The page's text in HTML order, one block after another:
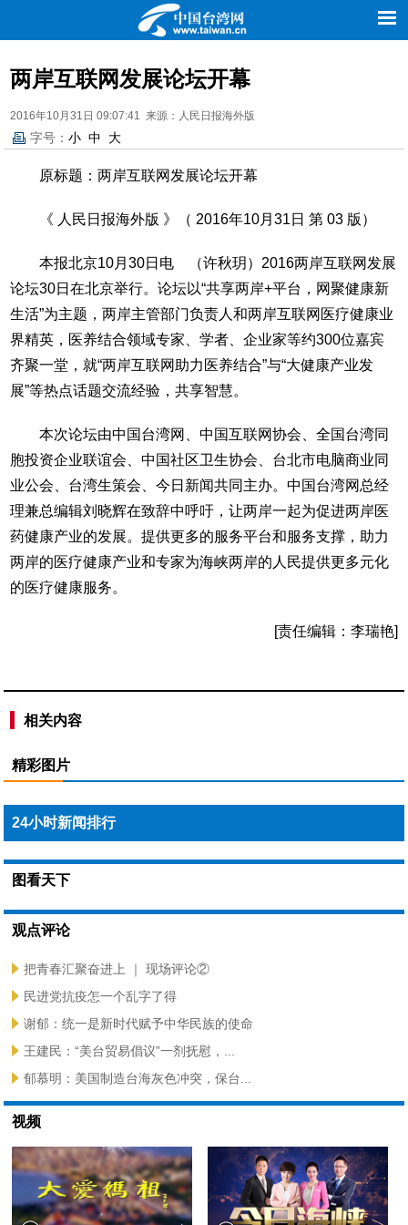
两岸互联网发展论坛开幕
2016年10月31日 09:07:41 来源：人民日报海外版
字号： 小 中 大
原标题：两岸互联网发展论坛开幕
《 人民日报海外版 》（ 2016年10月31日 第 03 版）
本报北京10月30日电 （许秋玥）2016两岸互联网发展
论坛30日在北京举行。论坛以“共享两岸+平台，网聚健康新
生活”为主题，两岸主管部门负责人和两岸互联网医疗健康业
界精英，医养结合领域专家、学者、企业家等约300位嘉宾
齐聚一堂，就“两岸互联网助力医养结合”与“大健康产业发
展”等热点话题交流经验，共享智慧。
本次论坛由中国台湾网、中国互联网协会、全国台湾同
胞投资企业联谊会、中国社区卫生协会、台北市电脑商业同
业公会、台湾生策会、今日新闻共同主办。中国台湾网总经
理兼总编辑刘晓辉在致辞中呼吁，让两岸一起为促进两岸医
药健康产业的发展。提供更多的服务平台和服务支撑，助力
两岸的医疗健康产业和专家为海峡两岸的人民提供更多元化
的医疗健康服务。
[责任编辑：李瑞艳]
相关内容
精彩图片
24小时新闻排行
图看天下
观点评论
把青春汇聚奋进上 ｜ 现场评论②
民进党抗疫怎一个乱字了得
谢郁：统一是新时代赋予中华民族的使命
王建民：“美台贸易倡议”一剂抚慰，...
郁慕明：美国制造台海灰色冲突，保台...
视频